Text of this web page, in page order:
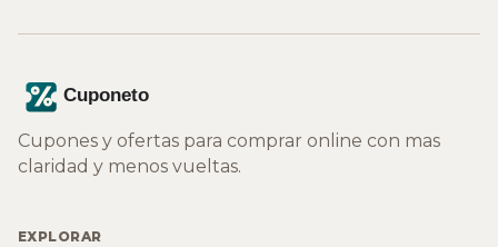
Cupones y ofertas para comprar online con mas
claridad y menos vueltas.
EXPLORAR